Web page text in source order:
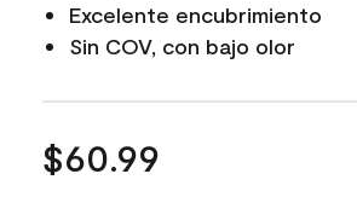
Excelente encubrimiento
Sin COV, con bajo olor
$60.99